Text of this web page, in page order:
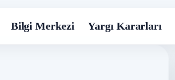
Bilgi Merkezi Yargı Kararları